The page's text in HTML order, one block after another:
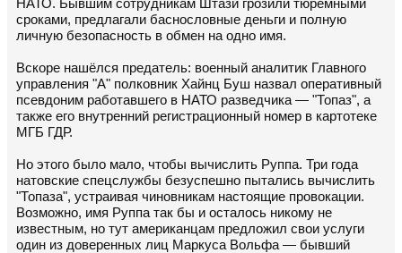
НАТО. Бывшим сотрудникам Штази грозили тюремными
сроками, предлагали баснословные деньги и полную
личную безопасность в обмен на одно имя.
Вскоре нашёлся предатель: военный аналитик Главного
управления "А" полковник Хайнц Буш назвал оперативный
псевдоним работавшего в НАТО разведчика — "Топаз", а
также его внутренний регистрационный номер в картотеке
МГБ ГДР.
Но этого было мало, чтобы вычислить Руппа. Три года
натовские спецслужбы безуспешно пытались вычислить
"Топаза", устраивая чиновникам настоящие провокации.
Возможно, имя Руппа так бы и осталось никому не
известным, но тут американцам предложил свои услуги
один из доверенных лиц Маркуса Вольфа — бывший